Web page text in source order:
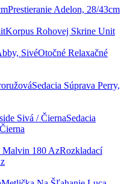
Prestieranie Adelon, 28/43cm
Korpus Rohovej Skrine Unit
Otočné Relaxačné
Sedacia Súprava Perry,
Sedacia
Rozkladací